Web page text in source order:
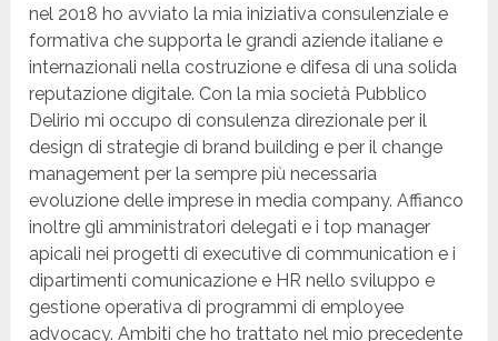
nel 2018 ho avviato la mia iniziativa consulenziale e
formativa che supporta le grandi aziende italiane e
internazionali nella costruzione e difesa di una solida
reputazione digitale. Con la mia società Pubblico
Delirio mi occupo di consulenza direzionale per il
design di strategie di brand building e per il change
management per la sempre più necessaria
evoluzione delle imprese in media company. Affianco
inoltre gli amministratori delegati e i top manager
apicali nei progetti di executive di communication e i
dipartimenti comunicazione e HR nello sviluppo e
gestione operativa di programmi di employee
advocacy. Ambiti che ho trattato nel mio precedente